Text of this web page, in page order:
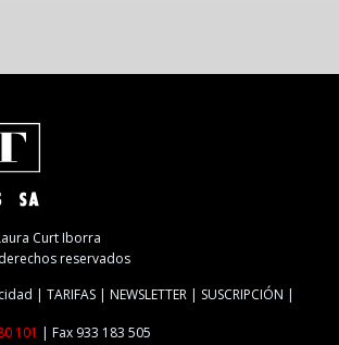
Curt Iborra
reservados
TARIFAS NEWSLETTER SUSCRIPCIÓN
101 | Fax 933 183 505